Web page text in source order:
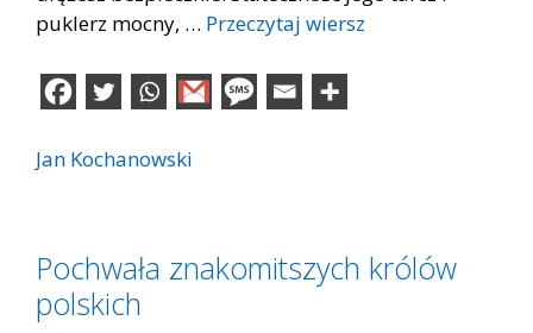
puklerz mocny, … Przeczytaj wiersz
Jan Kochanowski
Pochwała znakomitszych królów
polskich